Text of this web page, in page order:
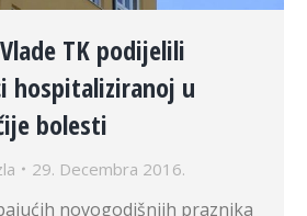
TK podijelili
hospitaliziranoj u
bolesti
29. Decembra 2016.
novogodišnjih praznika